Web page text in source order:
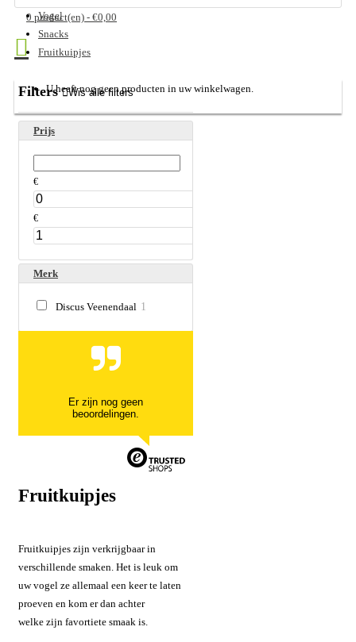
0 product(en) - €0,00
U heeft nog geen producten in uw winkelwagen.
Vogel
Snacks
Fruitkuipjes
Filters Wis alle filters
Prijs
€
€
Merk
Discus Veenendaal 1
Er zijn nog geen
beoordelingen.
Fruitkuipjes
Fruitkuipjes zijn verkrijgbaar in
verschillende smaken. Het is leuk om
uw vogel ze allemaal een keer te laten
proeven en kom er dan achter
welke zijn favortiete smaak is.